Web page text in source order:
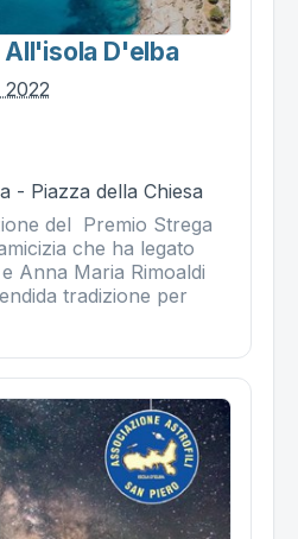
All'isola D'elba
- Piazza della Chiesa
del Premio Strega
che ha legato
Anna Maria Rimoaldi
tradizione per